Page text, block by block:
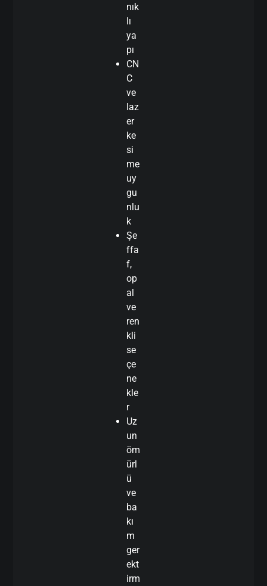
nık
lı
ya
pı
CN
C
ve
laz
er
ke
si
me
uy
gu
nlu
k
Şe
ffa
f,
op
al
ve
ren
kli
se
çe
ne
kle
r
Uz
un
öm
ürl
ü
ve
ba
kı
m
ger
ekt
irm